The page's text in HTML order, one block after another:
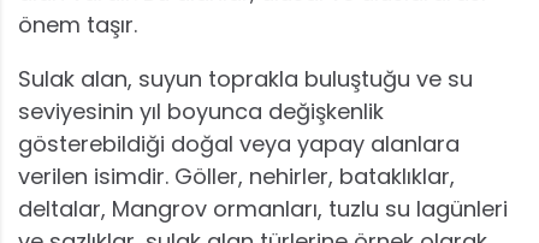
önem taşır.
Sulak alan, suyun toprakla buluştuğu ve su
seviyesinin yıl boyunca değişkenlik
gösterebildiği doğal veya yapay alanlara
verilen isimdir. Göller, nehirler, bataklıklar,
deltalar, Mangrov ormanları, tuzlu su lagünleri